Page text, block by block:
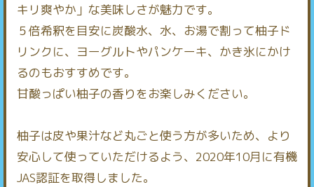
キリ爽やか」な美味しさが魅力です。
５倍希釈を目安に炭酸水、水、お湯で割って柚子ド
リンクに、ヨーグルトやパンケーキ、かき氷にかけ
るのもおすすめです。
甘酸っぱい柚子の香りをお楽しみください。
柚子は皮や果汁など丸ごと使う方が多いため、より
安心して使っていただけるよう、2020年10月に有機
JAS認証を取得しました。